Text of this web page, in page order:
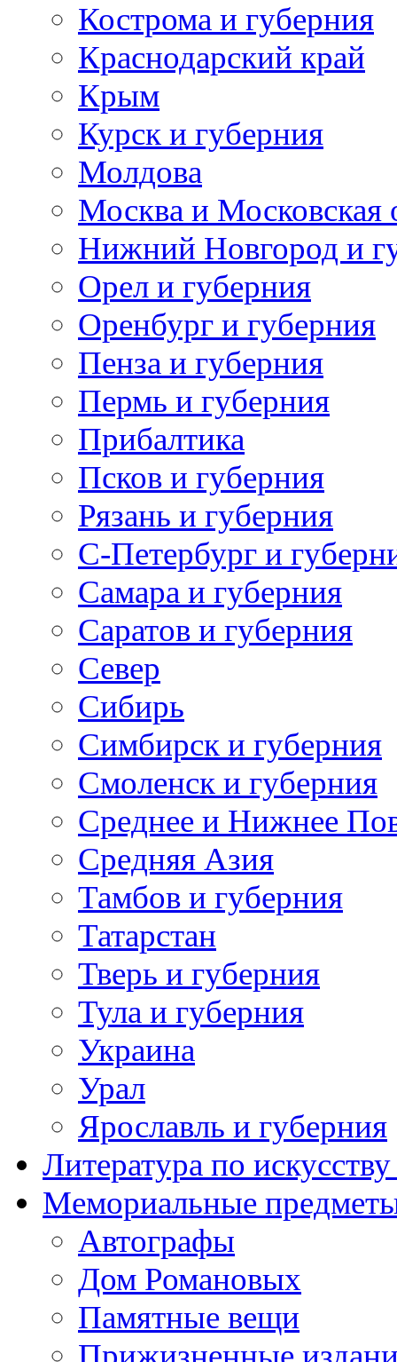
Кострома и губерния
Краснодарский край
Крым
Курск и губерния
Молдова
Москва и Московская
Нижний Новгород и
Орел и губерния
Оренбург и губерния
Пенза и губерния
Пермь и губерния
Прибалтика
Псков и губерния
Рязань и губерния
С-Петербург и
Самара и губерния
Саратов и губерния
Север
Сибирь
Симбирск и губерния
Смоленск и губерния
Среднее и Нижнее
Средняя Азия
Тамбов и губерния
Татарстан
Тверь и губерния
Тула и губерния
Украина
Урал
Ярославль и губерния
Литература по
Мемориальные
Автографы
Дом Романовых
Памятные вещи